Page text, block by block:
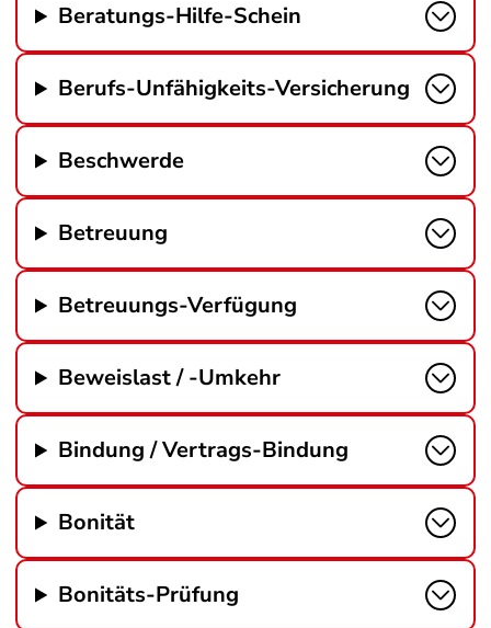
Beratungs-Hilfe-Schein
Berufs-Unfähigkeits-Versicherung
Beschwerde
Betreuung
Betreuungs-Verfügung
Beweislast / -Umkehr
Bindung / Vertrags-Bindung
Bonität
Bonitäts-Prüfung